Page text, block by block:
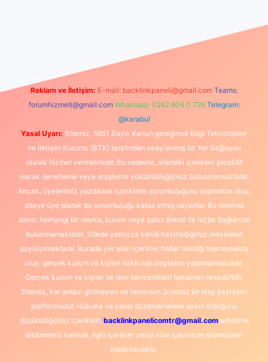
Reklam ve İletişim: E-mail: backlinkpaneli@gmail.com Teams:
forumhizmeti@gmail.com Whatsapp: 0262 606 0 726 Telegram:
@karabul
Yasal Uyarı: Sitemiz, 5651 Sayılı Kanun gereğince Bilgi Teknolojileri
ve İletişim Kurumu (BTK) tarafından onaylanmış bir Yer Sağlayıcı
olarak hizmet vermektedir. Bu nedenle, sitedeki içerikleri proaktif
olarak denetleme veya araştırma yükümlülüğümüz bulunmamaktadır.
Ancak, üyelerimiz yazdıkları içeriklerin sorumluluğunu taşımakta olup,
siteye üye olarak bu sorumluluğu kabul etmiş sayılırlar. Bu internet
sitesi, herhangi bir marka, kurum veya şahıs şirketi ile hiçbir bağlantısı
bulunmamaktadır. Sitede yalnızca kendi hazırladığımız makaleler
paylaşılmaktadır. Burada yer alan içerikler haber niteliği taşımamakta
olup, gerçek kurum ve kişiler hakkında paylaşım yapılmamaktadır.
Gerçek kurum ve kişiler ile isim benzerlikleri tamamen tesadüfidir.
Sitemiz, kar amacı gütmeyen ve tamamen ücretsiz bir bilgi paylaşım
platformudur. Hukuka ve yasal düzenlemelere aykırı olduğunu
düşündüğünüz içerikleri, backlinkpanelicomtr@gmail.comadresine
bildirmeniz halinde, ilgili içerikler yasal süre içerisinde sitemizden
kaldırılacaktır.